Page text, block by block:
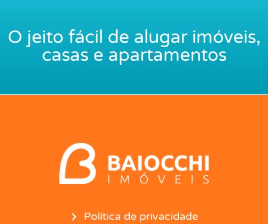
O jeito fácil de alugar imóveis,
casas e apartamentos
Política de privacidade